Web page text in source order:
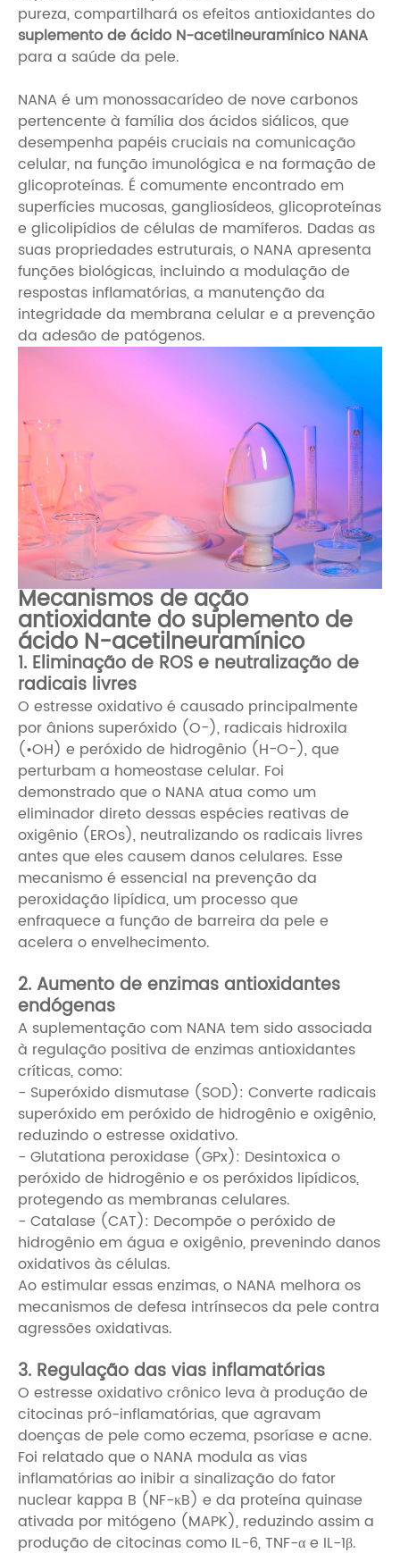
pureza, compartilhará os efeitos antioxidantes do
suplemento de ácido N-acetilneuramínico NANA
para a saúde da pele.
NANA é um monossacarídeo de nove carbonos
pertencente à família dos ácidos siálicos, que
desempenha papéis cruciais na comunicação
celular, na função imunológica e na formação de
glicoproteínas. É comumente encontrado em
superfícies mucosas, gangliosídeos, glicoproteínas
e glicolipídios de células de mamíferos. Dadas as
suas propriedades estruturais, o NANA apresenta
funções biológicas, incluindo a modulação de
respostas inflamatórias, a manutenção da
integridade da membrana celular e a prevenção
da adesão de patógenos.
Mecanismos de ação
antioxidante do suplemento de
ácido N-acetilneuramínico
1. Eliminação de ROS e neutralização de
radicais livres
O estresse oxidativo é causado principalmente
por ânions superóxido (O−), radicais hidroxila
(•OH) e peróxido de hidrogênio (H−O−), que
perturbam a homeostase celular. Foi
demonstrado que o NANA atua como um
eliminador direto dessas espécies reativas de
oxigênio (EROs), neutralizando os radicais livres
antes que eles causem danos celulares. Esse
mecanismo é essencial na prevenção da
peroxidação lipídica, um processo que
enfraquece a função de barreira da pele e
acelera o envelhecimento.
2. Aumento de enzimas antioxidantes
endógenas
A suplementação com NANA tem sido associada
à regulação positiva de enzimas antioxidantes
críticas, como:
- Superóxido dismutase (SOD): Converte radicais
superóxido em peróxido de hidrogênio e oxigênio,
reduzindo o estresse oxidativo.
- Glutationa peroxidase (GPx): Desintoxica o
peróxido de hidrogênio e os peróxidos lipídicos,
protegendo as membranas celulares.
- Catalase (CAT): Decompõe o peróxido de
hidrogênio em água e oxigênio, prevenindo danos
oxidativos às células.
Ao estimular essas enzimas, o NANA melhora os
mecanismos de defesa intrínsecos da pele contra
agressões oxidativas.
3. Regulação das vias inflamatórias
O estresse oxidativo crônico leva à produção de
citocinas pró-inflamatórias, que agravam
doenças de pele como eczema, psoríase e acne.
Foi relatado que o NANA modula as vias
inflamatórias ao inibir a sinalização do fator
nuclear kappa B (NF-κB) e da proteína quinase
ativada por mitógeno (MAPK), reduzindo assim a
produção de citocinas como IL-6, TNF-α e IL-1β.